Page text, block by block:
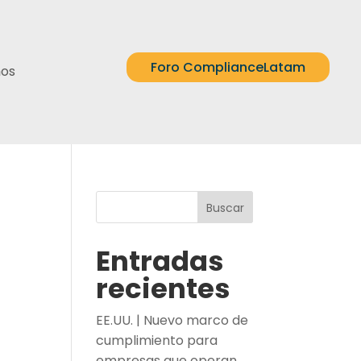
Foro ComplianceLatam
Buscar
Entradas
recientes
EE.UU. | Nuevo marco de
cumplimiento para